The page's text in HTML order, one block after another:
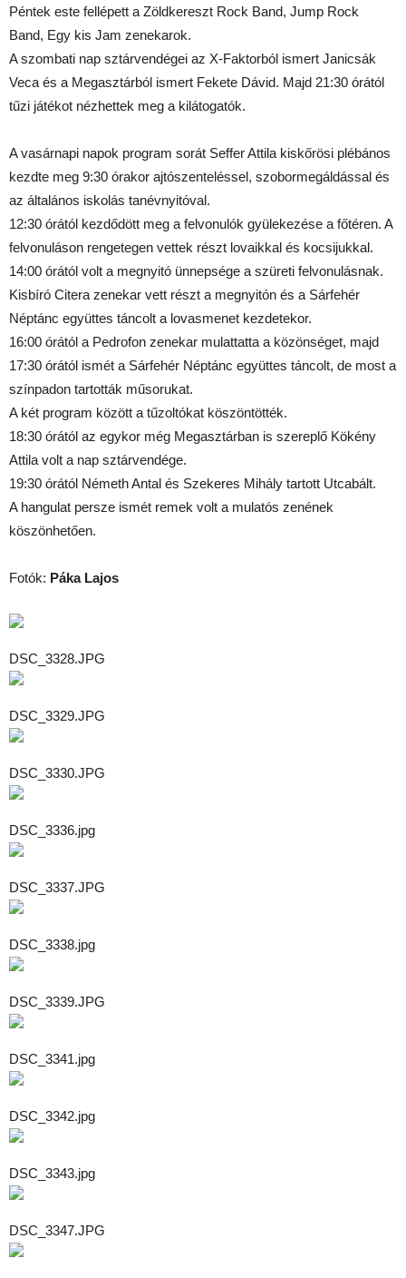
Péntek este fellépett a Zöldkereszt Rock Band, Jump Rock
Band, Egy kis Jam zenekarok.
A szombati nap sztárvendégei az X-Faktorból ismert Janicsák
Veca és a Megasztárból ismert Fekete Dávid. Majd 21:30 órától
tűzi játékot nézhettek meg a kilátogatók.
A vasárnapi napok program sorát Seffer Attila kiskőrösi plébános
kezdte meg 9:30 órakor ajtószenteléssel, szobormegáldással és
az általános iskolás tanévnyitóval.
12:30 órától kezdődött meg a felvonulók gyülekezése a főtéren. A
felvonuláson rengetegen vettek részt lovaikkal és kocsijukkal.
14:00 órától volt a megnyitó ünnepsége a szüreti felvonulásnak.
Kisbíró Citera zenekar vett részt a megnyitón és a Sárfehér
Néptánc együttes táncolt a lovasmenet kezdetekor.
16:00 órától a Pedrofon zenekar mulattatta a közönséget, majd
17:30 órától ismét a Sárfehér Néptánc együttes táncolt, de most a
színpadon tartották műsorukat.
A két program között a tűzoltókat köszöntötték.
18:30 órától az egykor még Megasztárban is szereplő Kökény
Attila volt a nap sztárvendége.
19:30 órától Németh Antal és Szekeres Mihály tartott Utcabált.
A hangulat persze ismét remek volt a mulatós zenének
köszönhetően.
Fotók: Páka Lajos
DSC_3328.JPG
DSC_3329.JPG
DSC_3330.JPG
DSC_3336.jpg
DSC_3337.JPG
DSC_3338.jpg
DSC_3339.JPG
DSC_3341.jpg
DSC_3342.jpg
DSC_3343.jpg
DSC_3347.JPG